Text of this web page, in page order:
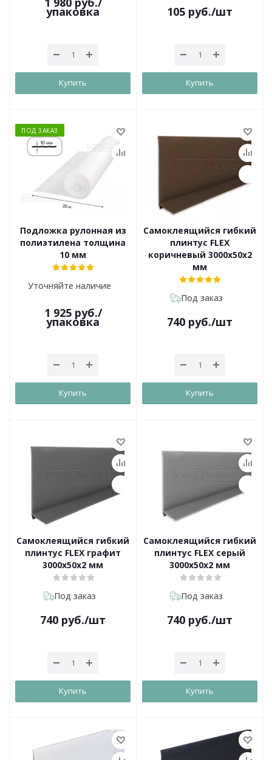
упаковка
Купить
105 руб./шт
Купить
ПОД ЗАКАЗ
Подложка рулонная из
полиэтилена толщина
10 мм
Уточняйте наличие
1 925руб./
упаковка
Купить
Самоклеящийся гибкий
плинтус FLEX
коричневый 3000х50х2
мм
Под заказ
740 руб./шт
Купить
Самоклеящийся гибкий
плинтус FLEX графит
3000х50х2 мм
Под заказ
740 руб./шт
Купить
Самоклеящийся гибкий
плинтус FLEX серый
3000х50х2 мм
Под заказ
740 руб./шт
Купить